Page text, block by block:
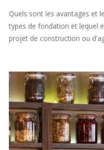
Quels sont les avantages et
types de fondation et lequel
projet de construction ou